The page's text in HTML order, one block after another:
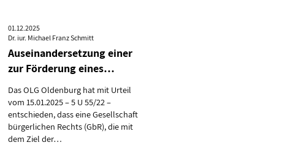
01.12.2025
Dr. iur. Michael Franz Schmitt
Auseinandersetzung einer
zur Förderung eines…
Das OLG Oldenburg hat mit Urteil
vom 15.01.2025 – 5 U 55/22 –
entschieden, dass eine Gesellschaft
bürgerlichen Rechts (GbR), die mit
dem Ziel der…